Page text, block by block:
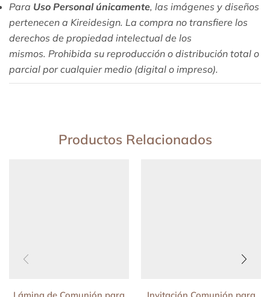
Para Uso Personal únicamente, las imágenes y diseños
pertenecen a Kireidesign. La compra no transfiere los
derechos de propiedad intelectual de los
mismos. Prohibida su reproducción o distribución total o
parcial por cualquier medio (digital o impreso).
Productos Relacionados
Lámina de Comunión para
Invitación Comunión para